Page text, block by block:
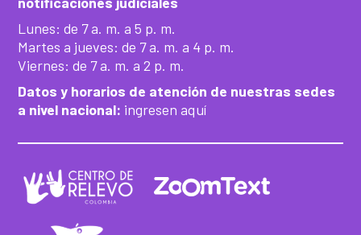
Lunes: de 7 a. m. a 5 p. m.
Martes a jueves: de 7 a. m. a 4 p. m.
Viernes: de 7 a. m. a 2 p. m.
Datos y horarios de atención de nuestras sedes
a nivel nacional: ingresen aquí